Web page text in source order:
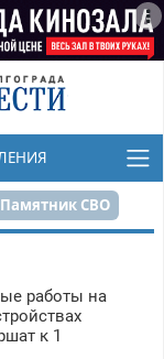
Памятник СВО
ЦПКиО
работы на
к 1